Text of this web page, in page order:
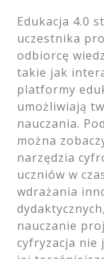
Edukacja 4.0
uczestnika
odbiorcę
takie jak
platformy
umożliwiają
nauczania.
można
narzędzia
uczniów w
wdrażania
nauczanie
cyfryzacja nie